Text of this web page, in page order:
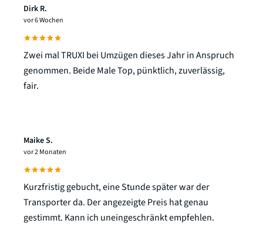
Dirk R.
vor 6 Wochen
Zwei mal TRUXI bei Umzügen dieses Jahr in Anspruch
genommen. Beide Male Top, pünktlich, zuverlässig,
fair.
Maike S.
vor 2 Monaten
Kurzfristig gebucht, eine Stunde später war der
Transporter da. Der angezeigte Preis hat genau
gestimmt. Kann ich uneingeschränkt empfehlen.